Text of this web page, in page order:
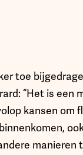
toe
“Het is een
kansen om
manieren